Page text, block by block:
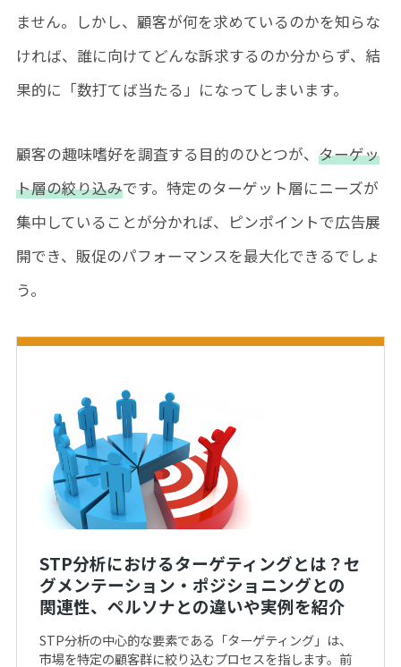
ません。しかし、顧客が何を求めているのかを知らな
ければ、誰に向けてどんな訴求するのか分からず、結
果的に「数打てば当たる」になってしまいます。
顧客の趣味嗜好を調査する目的のひとつが、 ターゲッ
ト層の絞り込みです。特定のターゲット層にニーズが
集中していることが分かれば、ピンポイントで広告展
開でき、販促のパフォーマンスを最大化できるでしょ
う。